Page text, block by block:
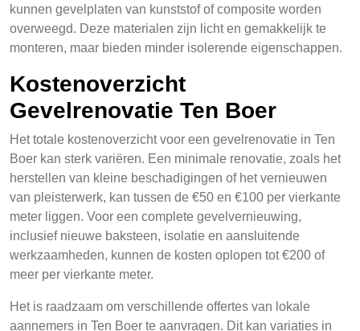
kunnen gevelplaten van kunststof of composite worden
overweegd. Deze materialen zijn licht en gemakkelijk te
monteren, maar bieden minder isolerende eigenschappen.
Kostenoverzicht
Gevelrenovatie Ten Boer
Het totale kostenoverzicht voor een gevelrenovatie in Ten
Boer kan sterk variëren. Een minimale renovatie, zoals het
herstellen van kleine beschadigingen of het vernieuwen
van pleisterwerk, kan tussen de €50 en €100 per vierkante
meter liggen. Voor een complete gevelvernieuwing,
inclusief nieuwe baksteen, isolatie en aansluitende
werkzaamheden, kunnen de kosten oplopen tot €200 of
meer per vierkante meter.
Het is raadzaam om verschillende offertes van lokale
aannemers in Ten Boer te aanvragen. Dit kan variaties in